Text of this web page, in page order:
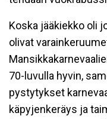
Koska jääkiekko oli
olivat
70-luvulla hyvin,
pystytykset
käpyjenkeräys ja